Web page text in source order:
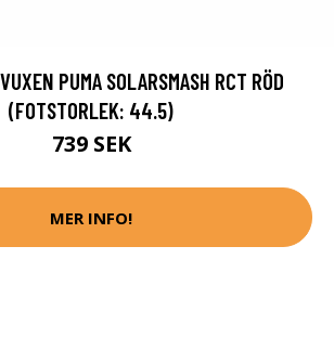
PUMA SOLARSMASH RCT RÖD
(FOTSTORLEK: 44.5)
739 SEK
MER INFO!